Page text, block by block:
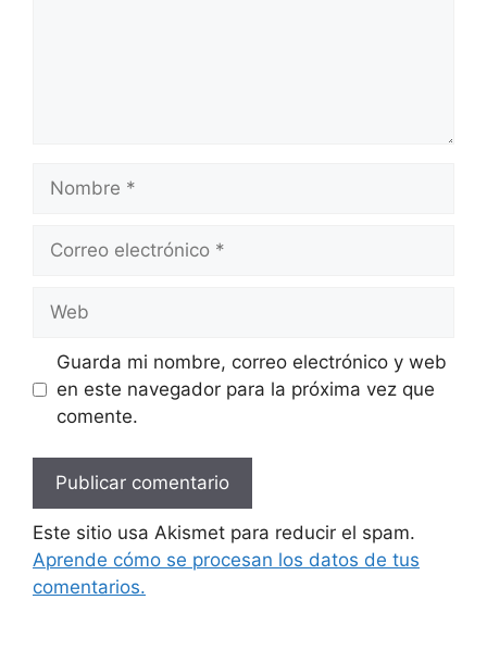
electrónico
Guarda mi nombre, correo electrónico y web
en este navegador para la próxima vez que
comente.
Este sitio usa Akismet para reducir el spam.
Aprende cómo se procesan los datos de tus
comentarios.